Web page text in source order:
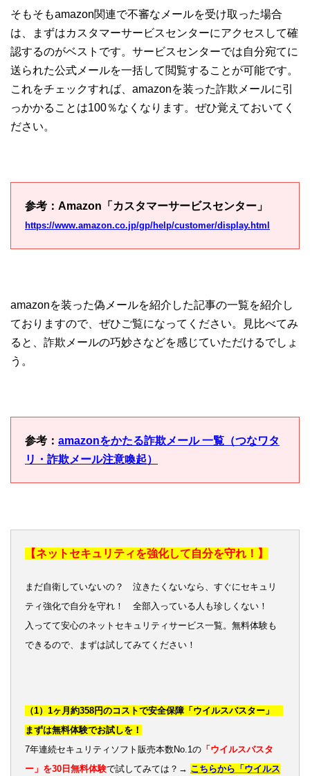
そもそもamazon関連で不審なメールを受け取った場合
は、まずはカスタマーサービスセンターにアクセスして確
認するのがベストです。サービスセンターでは自分宛てに
送られた公式メールを一括して閲覧することが可能です。
これをチェックすれば、amazonを装った詐欺メールに引
っかかることは100％なくなります。ぜひ覚えておいてく
ださい。
参考：Amazon「カスタマーサービスセンター」
https://www.amazon.co.jp/gp/help/customer/display.html
amazonを装った偽メールを紹介した記事の一覧を紹介し
ておりますので、ぜひご覧になってください。見比べてみ
ると、詐欺メールの巧妙さなどを感じていただけるでしょ
う。
参考： amazonをかたる詐欺メール 一覧（つなワタ
リ・詐欺メール注意喚起）
【ネットセキュリティを強化して自分を守れ！】
まだ自衛していないの？ 泣きたくないなら、すぐにセキュリ
ティ強化で自分を守れ！ 全部入っている人も珍しくない！
入ってて安心のネットセキュリティサービス一覧。無料体験も
できるので、まずは試してみてください！
（1）1ヶ月約358円のコストで安全保障「ウイルスバスター」
まずは無料体験でお試しを！
7年連続セキュリティソフト販売本数No.1の 「ウイルスバスタ
ー」を30日無料体験で試してみては？→ こちらから「ウイルス